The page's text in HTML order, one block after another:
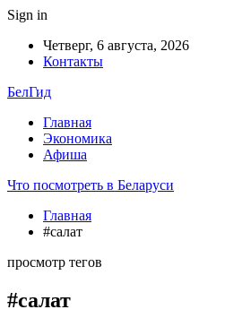
Sign in
Четверг, 6 августа, 2026
Контакты
БелГид
Главная
Экономика
Афиша
Что посмотреть в Беларуси
Главная
#салат
просмотр тегов
#салат